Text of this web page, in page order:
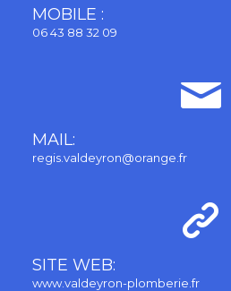
MOBILE :
06 43 88 32 09
MAIL:
regis.valdeyron@orange.fr
SITE WEB:
www.valdeyron-plomberie.fr